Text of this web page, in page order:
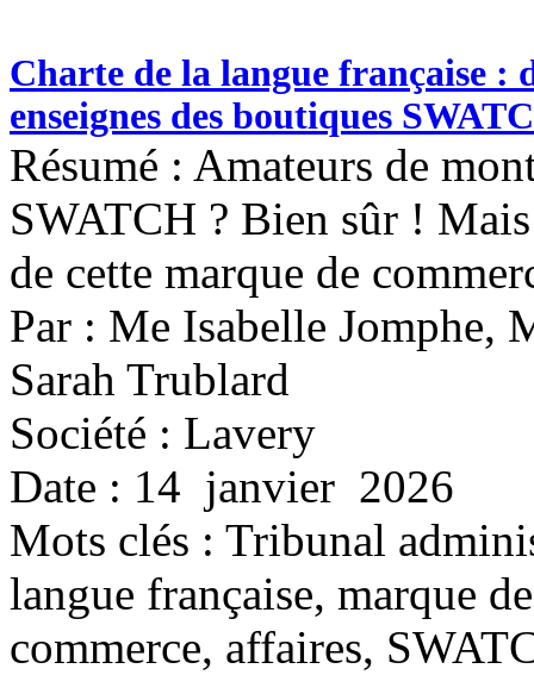
Charte de la langue française
enseignes des boutiques
Résumé : Amateurs de
SWATCH ? Bien sûr !
de cette marque de
Par : Me Isabelle Jomphe,
Sarah Trublard
Société : Lavery
Date : 14 janvier 2026
Mots clés : Tribunal
langue française, marque
commerce, affaires,